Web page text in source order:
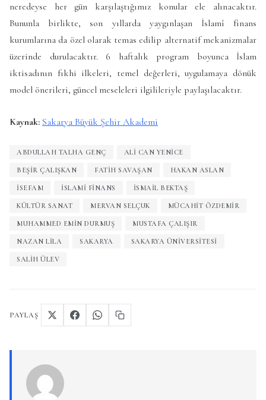
neredeyse her gün karşılaştığımız konular ele alınacaktır.
Bununla birlikte, son yıllarda yaygınlaşan İslamî finans
kurumlarına da özel olarak temas edilip alternatif mekanizmalar
üzerinde durulacaktır. 6 haftalık program boyunca İslam
iktisadının fıkhi ilkeleri, temel değerleri, uygulamaya dönük
model önerileri, güncel meseleleri ilgilileriyle paylaşılacaktır.
Kaynak: Sakarya Büyük Şehir Akademi
ABDULLAH TALHA GENÇ ALI CAN YENICE
BEŞIR ÇALIŞKAN FATIH SAVAŞAN HAKAN ASLAN
ISEFAM ISLAMI FINANS İSMAIL BEKTAŞ
KÜLTÜR SANAT MERVAN SELÇUK MÜCAHIT ÖZDEMIR
MUHAMMED EMIN DURMUŞ MUSTAFA ÇALIŞIR
NAZAN LILA SAKARYA SAKARYA ÜNIVERSITESI
SALIH ÜLEV
PAYLAŞ